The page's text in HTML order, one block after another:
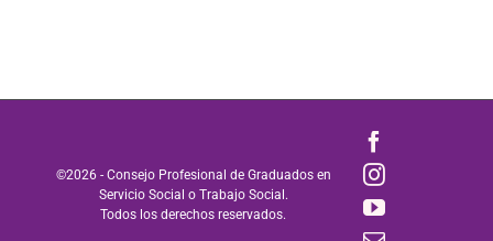
©2026 - Consejo Profesional de Graduados en
Servicio Social o Trabajo Social.
Todos los derechos reservados.
Instagram
YouTube